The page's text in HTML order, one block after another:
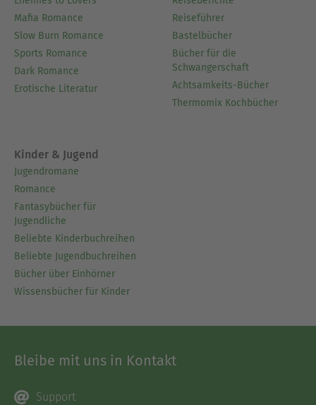
Mafia Romance
Slow Burn Romance
Sports Romance
Dark Romance
Erotische Literatur
Reiseführer
Bastelbücher
Bücher für die
Schwangerschaft
Achtsamkeits-Bücher
Thermomix Kochbücher
Kinder & Jugend
Jugendromane
Romance
Fantasybücher für
Jugendliche
Beliebte Kinderbuchreihen
Beliebte Jugendbuchreihen
Bücher über Einhörner
Wissensbücher für Kinder
Bleibe mit uns in Kontakt
Support